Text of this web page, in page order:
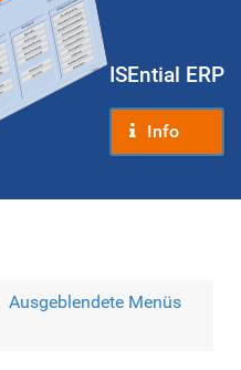
ISEntial ERP
Info
Ausgeblendete Menüs